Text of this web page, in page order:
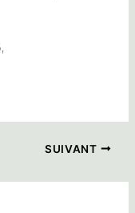
SUIVANT